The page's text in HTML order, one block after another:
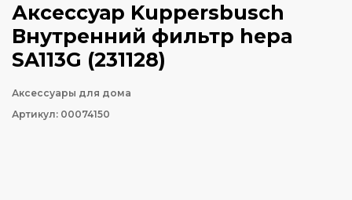
Аксессуар Kuppersbusch
Внутренний фильтр hepa
SA113G (231128)
Аксессуары для дома
Артикул: 00074150